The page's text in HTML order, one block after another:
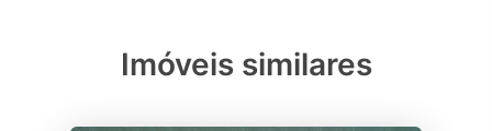
Imóveis similares